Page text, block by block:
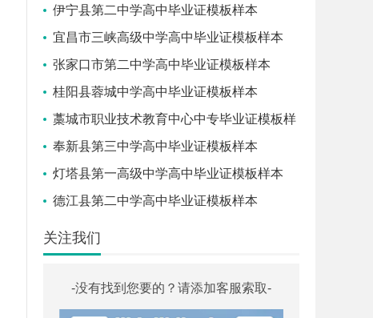
伊宁县第二中学高中毕业证模板样本
宜昌市三峡高级中学高中毕业证模板样本
张家口市第二中学高中毕业证模板样本
桂阳县蓉城中学高中毕业证模板样本
藁城市职业技术教育中心中专毕业证模板样
本奉新县第三中学高中毕业证模板样本
灯塔县第一高级中学高中毕业证模板样本
德江县第二中学高中毕业证模板样本
关注我们
-没有找到您要的？请添加客服索取-